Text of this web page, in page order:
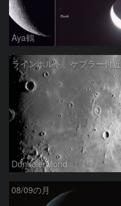
Aya鶴
ラインホルト、ケプラー付近
DunkelerMond
08/09の月